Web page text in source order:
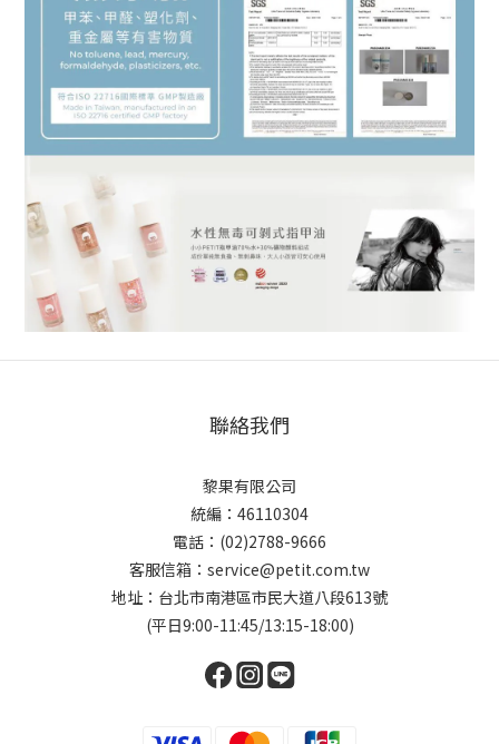
聯絡我們
黎果有限公司
統編：46110304
電話：(02)2788-9666
客服信箱：service@petit.com.tw
地址：台北市南港區市民大道八段613號
(平日9:00-11:45/13:15-18:00)